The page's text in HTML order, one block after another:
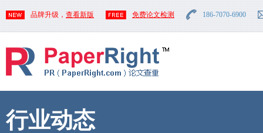
品牌升级， 查看新版 免费论文检测 186-7070-6900
行业动态